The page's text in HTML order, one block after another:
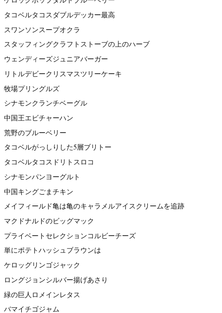
タコベルタコスダブルデッカー最高
スワンソンスープオクラ
スタッフィングクラフトストーブの上のハーブ
ウェンディーズジュニアバーガー
リトルデビークリスマスツリーケーキ
牧場プリングルズ
シナモンクランチベーグル
中国王エビチャーハン
荒野のブルーベリー
タコベルがっしりした5層ブリトー
タコベルタコスドリトスロコ
シナモンパンヨーグルト
中国キングごまチキン
メイフィールド亀は亀のキャラメルアイスクリームを追跡
マクドナルドのビッグマック
プライベートセレクションコルビーチーズ
単にポテトハッシュブラウンは
ケロッグリンゴジャック
ロングジョンシルバー揚げあさり
緑の巨人ロメインレタス
バマイチゴジャム